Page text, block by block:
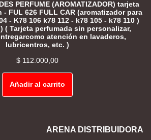
PERFUME (AROMATIZADOR) tarjeta
FUL 626 FULL CAR (aromatizador para
- K78 106 k78 112 - k78 105 - k78 110 )
( Tarjeta perfumada sin personalizar,
atención en lavaderos,
lubricentros, etc. )
$112.000,00
Añadir al carrito
ARENA DISTRIBUIDORA